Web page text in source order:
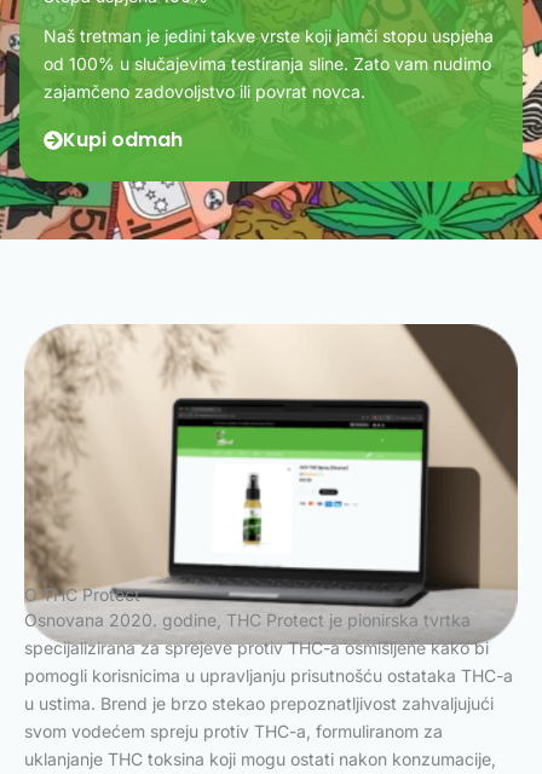
Naš tretman je jedini takve vrste koji jamči stopu uspjeha
od 100% u slučajevima testiranja sline. Zato vam nudimo
zajamčeno zadovoljstvo ili povrat novca.
Kupi odmah
O THC Protect
Osnovana 2020. godine, THC Protect je pionirska tvrtka
specijalizirana za sprejeve protiv THC-a osmišljene kako bi
pomogli korisnicima u upravljanju prisutnošću ostataka THC-a
u ustima. Brend je brzo stekao prepoznatljivost zahvaljujući
svom vodećem spreju protiv THC-a, formuliranom za
uklanjanje THC toksina koji mogu ostati nakon konzumacije,